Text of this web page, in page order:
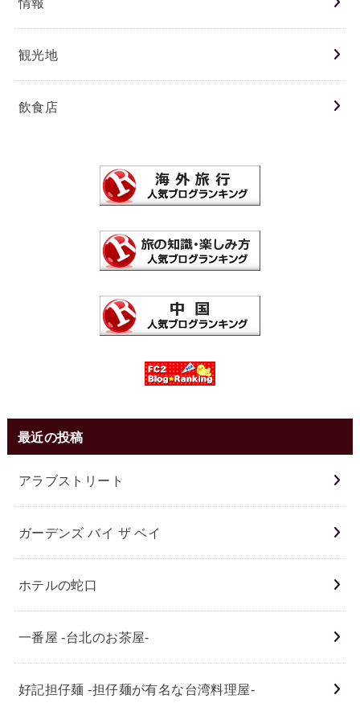
観光地
飲食店
最近の投稿
アラブストリート
ガーデンズ バイ ザ ベイ
ホテルの蛇口
一番屋 -台北のお茶屋-
好記担仔麺 -担仔麺が有名な台湾料理屋-